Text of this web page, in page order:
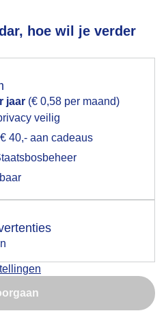
hoe wil je verder
jaar (€ 0,58 per maand)
veilig
40,- aan cadeaus
06-2026, 23x bekeken
gebruiken voor het
akkoord op hebt gegeven,
up uit je browser waarin
de popup
later